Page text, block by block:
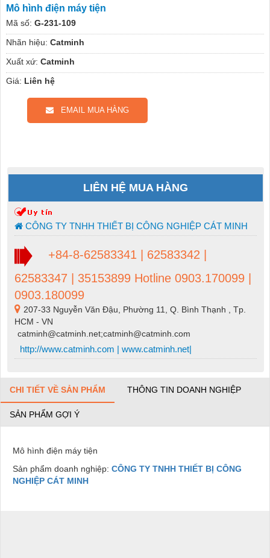
Mô hình điện máy tiện
Mã số: G-231-109
Nhãn hiệu: Catminh
Xuất xứ: Catminh
Giá: Liên hệ
EMAIL MUA HÀNG
LIÊN HỆ MUA HÀNG
CÔNG TY TNHH THIẾT BỊ CÔNG NGHIỆP CÁT MINH
+84-8-62583341 | 62583342 |
62583347 | 35153899 Hotline 0903.170099 |
0903.180099
207-33 Nguyễn Văn Đậu, Phường 11, Q. Bình Thạnh , Tp.
HCM - VN
catminh@catminh.net;catminh@catminh.com
http://www.catminh.com | www.catminh.net|
CHI TIẾT VỀ SẢN PHẨM THÔNG TIN DOANH NGHIỆP
SẢN PHẨM GỢI Ý
Mô hình điện máy tiện
Sản phẩm doanh nghiệp: CÔNG TY TNHH THIẾT BỊ CÔNG
NGHIỆP CÁT MINH